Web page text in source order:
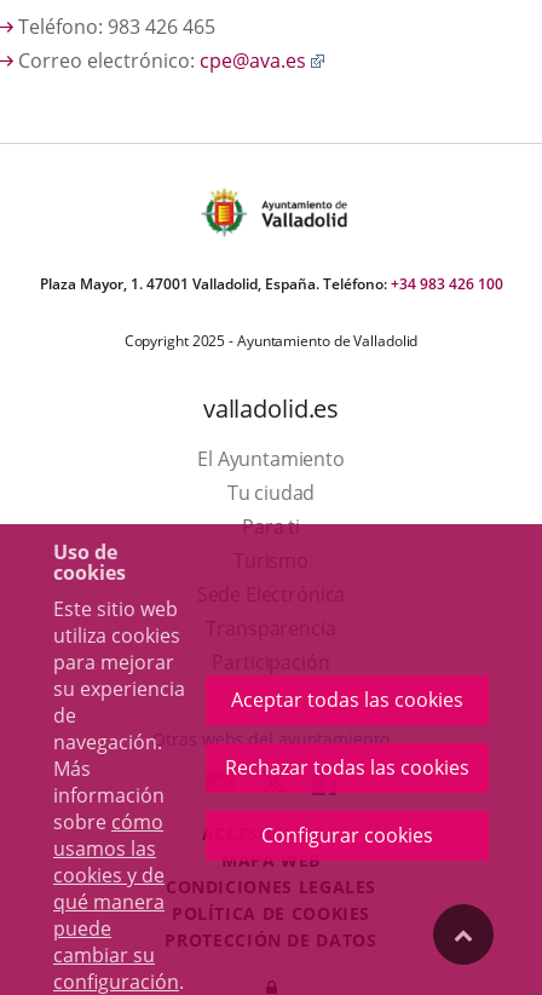
Uso de
cookies
Este sitio web
utiliza cookies
para mejorar
su experiencia
de
navegación.
Más
información
sobre cómo
usamos las
cookies y de
qué manera
puede
cambiar su
configuración.
Aceptar todas las cookies
Rechazar todas las cookies
Configurar cookies
Teléfono: 983 426 465
Correo electrónico: cpe@ava.es
aplicación
Plaza Mayor, 1. 47001 Valladolid, España. Teléfono:+34 983 426 100
Copyright 2025 - Ayuntamiento de Valladolid
valladolid.es
El Ayuntamiento
Tu ciudad
Para ti
en
una
ventana
nueva.
aplicación
externa.
Otras webs del ayuntamiento
ENLACE
A
UNA
APLICACIÓN
EXTERNA.
ENLACE
A
UNA
APLICACIÓN
EXTERNA.
ENLACE
A
UNA
EXTERNA.
ACCESIBILIDAD
MAPA WEB
CONDICIONES LEGALES
POLÍTICA DE COOKIES
PROTECCIÓN DE DATOS
Iniciar
"Volver